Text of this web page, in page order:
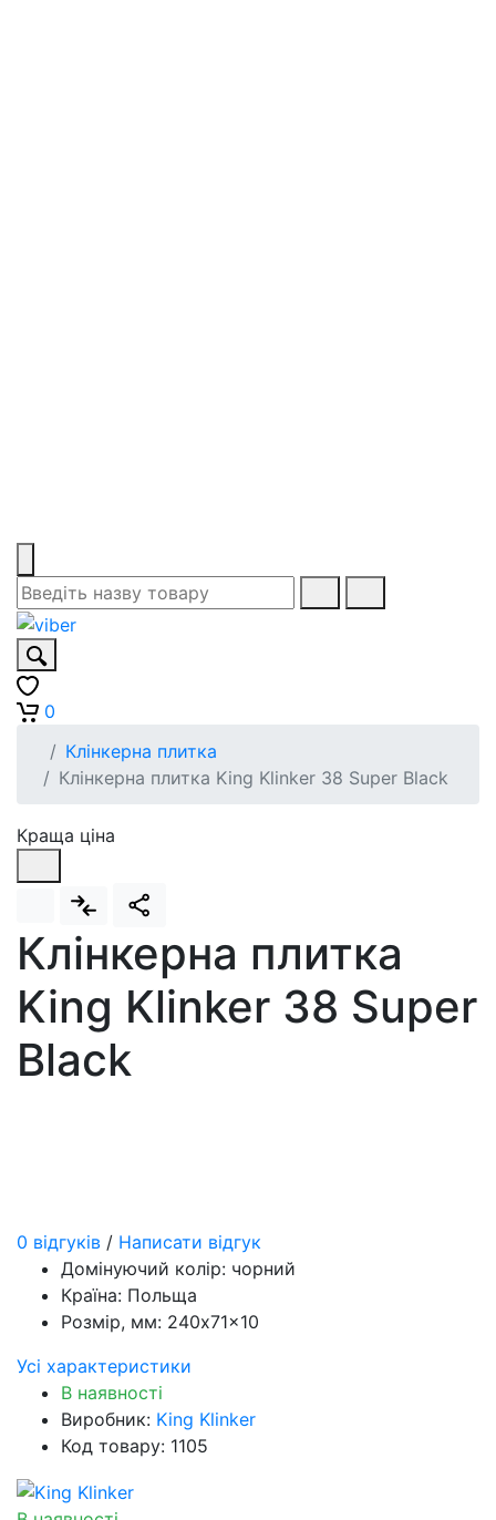
0
Клінкерна плитка
Клінкерна плитка King Klinker 38 Super Black
Краща ціна
Клінкерна плитка
King Klinker 38 Super
Black
0 відгуків / Написати відгук
Домінуючий колір: чорний
Країна: Польща
Розмір, мм: 240x71x10
Усі характеристики
В наявності
Виробник: King Klinker
Код товару: 1105